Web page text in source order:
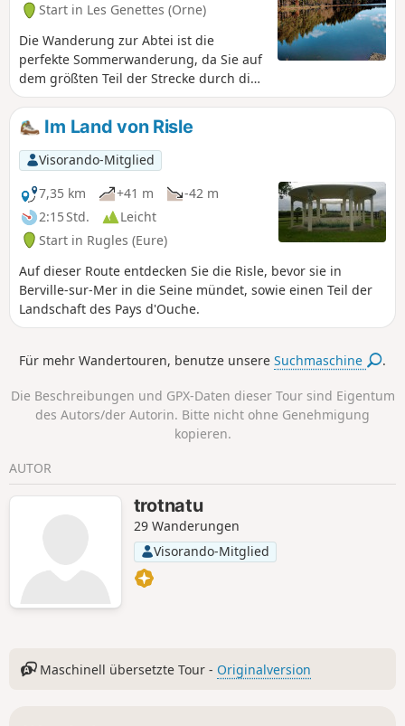
Start in Les Genettes (Orne)
Die Wanderung zur Abtei ist die
perfekte Sommerwanderung, da Sie auf
dem größten Teil der Strecke durch die
Bäume vor der Sonne geschützt sind.
Wunderschöne, jahrhundertealte
Bäume säumen den Weg, es herrscht
absolute Ruhe und Sie tanken jede
Menge Chlorophyll.
Im Land von Risle
Visorando-Mitglied
7,35 km
+41 m
-42 m
2:15 Std.
Leicht
Start in Rugles (Eure)
Auf dieser Route entdecken Sie die Risle, bevor sie in
Berville-sur-Mer in die Seine mündet, sowie einen Teil der
Landschaft des Pays d'Ouche.
Für mehr Wandertouren, benutze unsereSuchmaschine .
Die Beschreibungen und GPX-Daten dieser Tour sind Eigentum
des Autors/der Autorin. Bitte nicht ohne Genehmigung
kopieren.
AUTOR
trotnatu
29 Wanderungen
Visorando-Mitglied
Maschinell übersetzte Tour - Originalversion